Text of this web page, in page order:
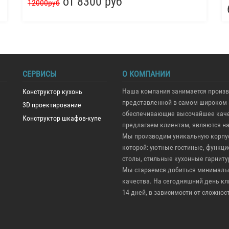
12000руб
СЕРВИСЫ
Конструктор кухонь
3D проектирование
Конструктор шкафов-купе
О КОМПАНИИ
Наша компания занимается
представленной в самом широком
обеспечивающие высочайшее
предлагаем клиентам, являются
Мы производим уникальную
которой: уютные гостиные,
столы, стильные кухонные
Мы стараемся добиться
качества. На сегодняшний день
14 дней, в зависимости от